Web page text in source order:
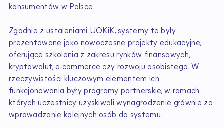
konsumentów w Polsce.
Zgodnie z ustaleniami UOKiK, systemy te były
prezentowane jako nowoczesne projekty edukacyjne,
oferujące szkolenia z zakresu rynków finansowych,
kryptowalut, e-commerce czy rozwoju osobistego. W
rzeczywistości kluczowym elementem ich
funkcjonowania były programy partnerskie, w ramach
których uczestnicy uzyskiwali wynagrodzenie głównie za
wprowadzanie kolejnych osób do systemu.